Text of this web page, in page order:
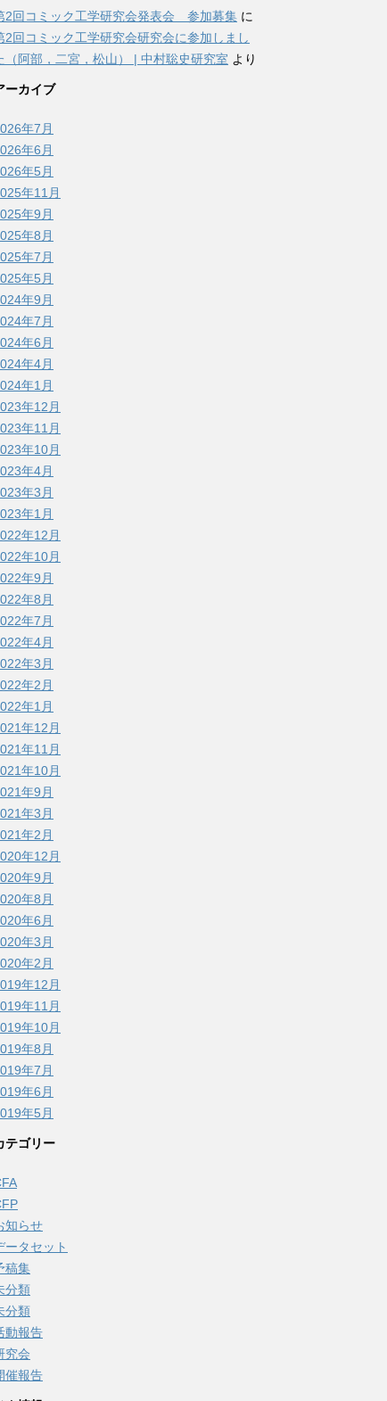
2回コミック工学研究会発表会 参加募集 に
2回コミック工学研究会研究会に参加しまし
（阿部，二宮，松山） | 中村聡史研究室 より
ーカイブ
年7月
年6月
年5月
年11月
年9月
年8月
年7月
年5月
年9月
年7月
年6月
年4月
年1月
年12月
年11月
年10月
年4月
年3月
年1月
年12月
年10月
年9月
年8月
年7月
年4月
年3月
年2月
年1月
年12月
年11月
年10月
年9月
年3月
年2月
年12月
年9月
年8月
年6月
年3月
年2月
年12月
年11月
年10月
年8月
年7月
年6月
年5月
テゴリー
知らせ
ータセット
稿集
分類
分類
動報告
究会
催報告